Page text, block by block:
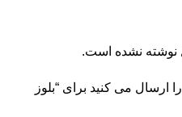
نوشته نشده است.
ارسال می کنید برای “بلوز